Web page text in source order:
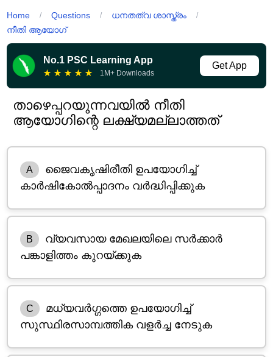
Home / Questions / ധനതത്വ ശാസ്ത്രം /
നീതി ആയോഗ്
No.1 PSC Learning App
★ ★ ★ ★ ★ 1M+ Downloads
Get App
താഴെപ്പറയുന്നവയിൽ നീതി
ആയോഗിന്റെ ലക്ഷ്യമല്ലാത്തത്
A
ജൈവകൃഷിരീതി ഉപയോഗിച്ച്
കാർഷികോൽപ്പാദനം വർദ്ധിപ്പിക്കുക
B
വ്യവസായ മേഖലയിലെ സർക്കാർ
പങ്കാളിത്തം കുറയ്ക്കുക
C
മധ്യവർഗ്ഗത്തെ ഉപയോഗിച്ച്
സുസ്ഥിരസാമ്പത്തിക വളർച്ച നേടുക